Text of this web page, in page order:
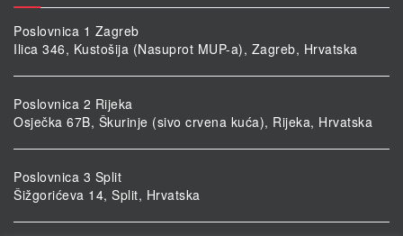
Poslovnica 1 Zagreb
Ilica 346, Kustošija (Nasuprot MUP-a), Zagreb, Hrvatska
Poslovnica 2 Rijeka
Osječka 67B, Škurinje (sivo crvena kuća), Rijeka, Hrvatska
Poslovnica 3 Split
Šižgorićeva 14, Split, Hrvatska